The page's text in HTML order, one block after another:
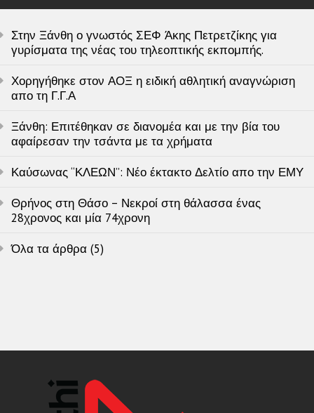
Στην Ξάνθη ο γνωστός ΣΕΦ Άκης Πετρετζίκης για
γυρίσματα της νέας του τηλεοπτικής εκπομπής.
Χορηγήθηκε στον ΑΟΞ η ειδική αθλητική αναγνώριση
απο τη Γ.Γ.Α
Ξάνθη: Επιτέθηκαν σε διανομέα και με την βία του
αφαίρεσαν την τσάντα με τα χρήματα
Καύσωνας “ΚΛΕΩΝ”: Νέο έκτακτο Δελτίο απο την ΕΜΥ
Θρήνος στη Θάσο – Νεκροί στη θάλασσα ένας
28χρονος και μία 74χρονη
Όλα τα άρθρα (5)